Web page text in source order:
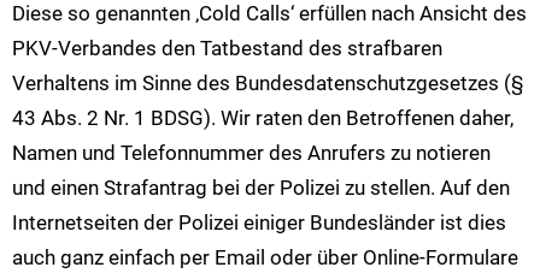
Diese so genannten ‚Cold Calls‘ erfüllen nach Ansicht des
PKV-Verbandes den Tatbestand des strafbaren
Verhaltens im Sinne des Bundesdatenschutzgesetzes (§
43 Abs. 2 Nr. 1 BDSG). Wir raten den Betroffenen daher,
Namen und Telefonnummer des Anrufers zu notieren
und einen Strafantrag bei der Polizei zu stellen. Auf den
Internetseiten der Polizei einiger Bundesländer ist dies
auch ganz einfach per Email oder über Online-Formulare